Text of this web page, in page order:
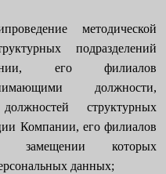
методической
подразделений
его филиалов
должности,
структурных
Компании, его филиалов
замещении которых
данных;